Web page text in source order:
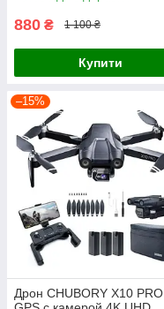
880 ₴ 1 100 ₴
Купити
–15%
Дрон CHUBORY X10 PRO